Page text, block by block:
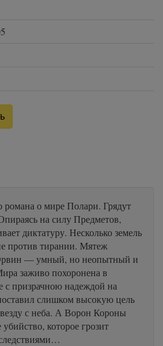
романа о мире Полари. Грядут
на силу Предметов,
диктатуру. Несколько земель
против тирании. Мятеж
Эрвин — умный, но неопытный и
заживо похоронена в
призрачною надеждой на
слишком высокую цель
с неба. А Ворон Короны
убийство, которое грозит